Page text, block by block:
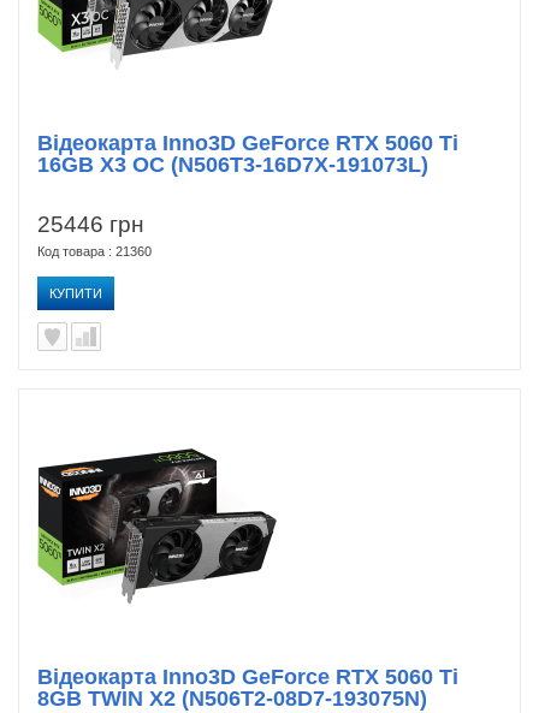
25446 грн
Код товара : 21360
КУПИТИ
Відеокарта Inno3D GeForce RTX 5060 Ti
16GB X3 OC (N506T3-16D7X-191073L)
Відеокарта Inno3D GeForce RTX 5060 Ti
8GB TWIN X2 (N506T2-08D7-193075N)